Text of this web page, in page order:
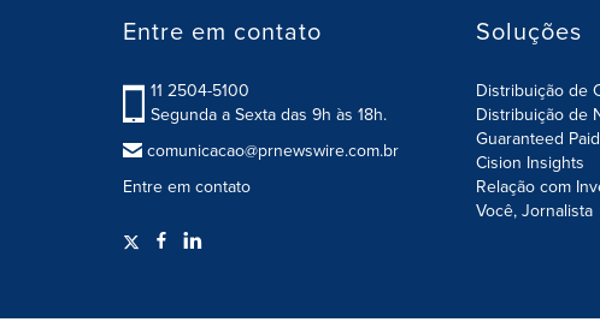
Entre em contato
11 2504-5100
Segunda a Sexta das 9h às 18h.
comunicacao@prnewswire.com.br
Entre em contato
Soluções
Distribuição de
Distribuição de
Guaranteed
Cision Insights
Relação com
Você, Jornalista